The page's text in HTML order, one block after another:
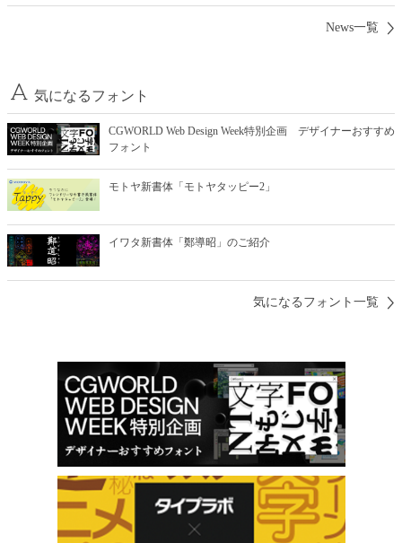
News一覧
気になるフォント
CGWORLD Web Design Week特別企画 デザイナーおすすめ
フォント
モトヤ新書体「モトヤタッピー2」
イワタ新書体「鄭導昭」のご紹介
気になるフォント一覧